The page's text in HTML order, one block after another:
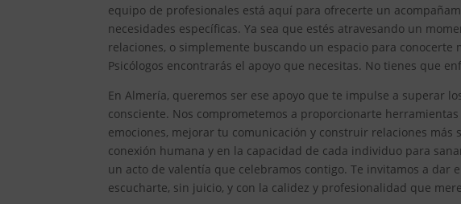
equipo de profesionales está aquí para ofrecerte un
necesidades específicas. Ya sea que estés atravesando un
relaciones, o simplemente buscando un espacio para
Psicólogos encontrarás el apoyo que necesitas. No tienes que
En Almería, queremos ser ese apoyo que te impulse a superar
consciente. Nos comprometemos a proporcionarte
emociones, mejorar tu comunicación y construir relaciones
conexión humana y en la capacidad de cada individuo para
un acto de valentía que celebramos contigo. Te invitamos a
escucharte, sin juicio, y con la calidez y profesionalidad que